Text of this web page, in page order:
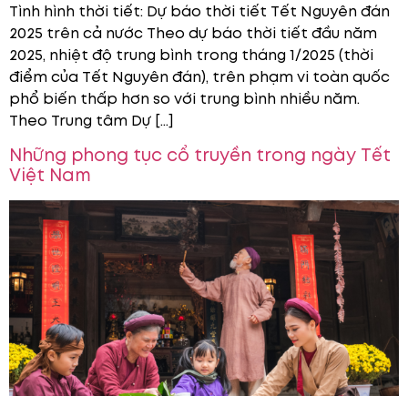
Tình hình thời tiết: Dự báo thời tiết Tết Nguyên đán
2025 trên cả nước Theo dự báo thời tiết đầu năm
2025, nhiệt độ trung bình trong tháng 1/2025 (thời
điểm của Tết Nguyên đán), trên phạm vi toàn quốc
phổ biến thấp hơn so với trung bình nhiều năm.
Theo Trung tâm Dự […]
Những phong tục cổ truyền trong ngày Tết
Việt Nam